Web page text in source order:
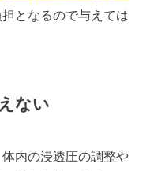
となるので与えては
ない
内の浸透圧の調整や